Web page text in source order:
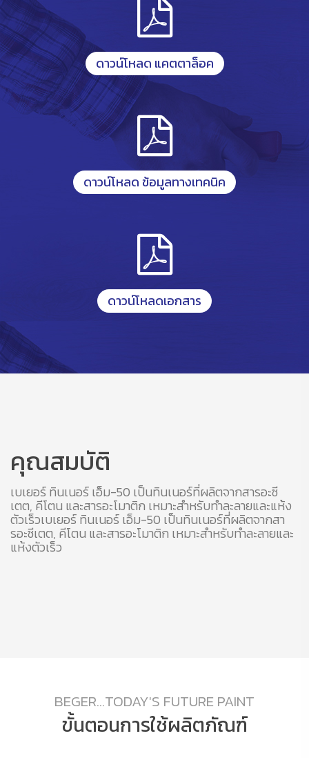
ดาวน์โหลด แคตตาล็อค
ดาวน์โหลด ข้อมูลทางเทคนิค
ดาวน์โหลดเอกสาร
คุณสมบัติ
เบเยอร์ ทินเนอร์ เอ็ม-50 เป็นทินเนอร์ที่ผลิตจากสารอะซี
เตต, คีโตน และสารอะโมาติก เหมาะสำหรับทำละลายและแห้ง
ตัวเร็วเบเยอร์ ทินเนอร์ เอ็ม-50 เป็นทินเนอร์ที่ผลิตจากสา
รอะซีเตต, คีโตน และสารอะโมาติก เหมาะสำหรับทำละลายและ
แห้งตัวเร็ว
BEGER...TODAY'S FUTURE PAINT
ขั้นตอนการใช้ผลิตภัณฑ์